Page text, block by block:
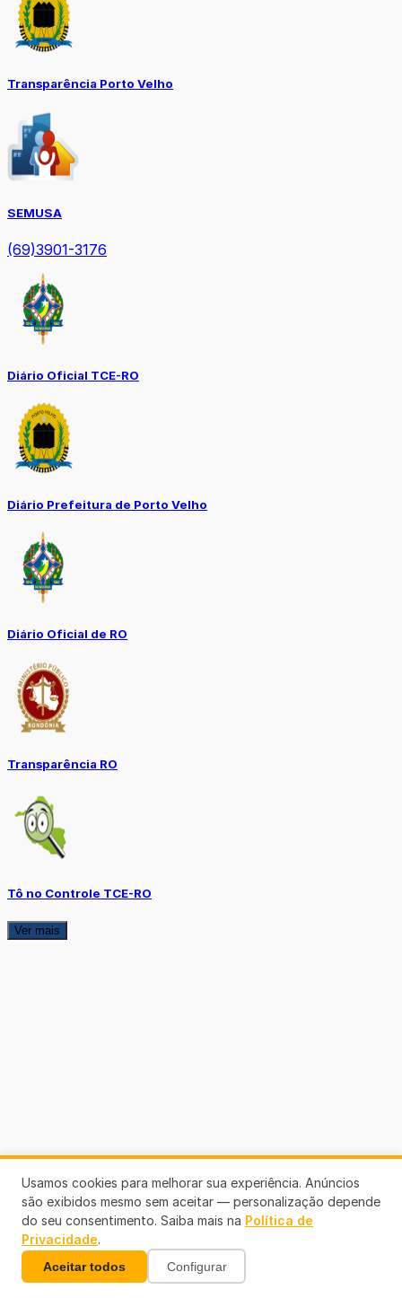
Transparência Porto Velho
SEMUSA
(69)3901-3176
Diário Oficial TCE-RO
Diário Prefeitura de Porto Velho
Diário Oficial de RO
Transparência RO
Tô no Controle TCE-RO
Ver mais
Usamos cookies para melhorar sua experiência. Anúncios
são exibidos mesmo sem aceitar — personalização depende
do seu consentimento. Saiba mais na Política de
Privacidade.
Aceitar todos Configurar